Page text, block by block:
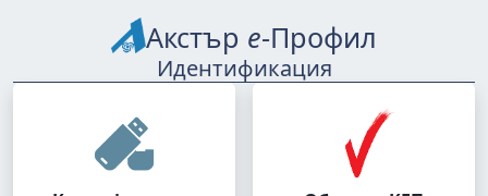
Акстър е-Профил
Идентификация